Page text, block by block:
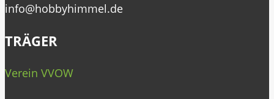
info@hobbyhimmel.de
TRÄGER
Verein VVOW